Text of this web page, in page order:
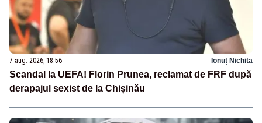
7 aug. 2026, 18:56 Ionuț Nichita
Scandal la UEFA! Florin Prunea, reclamat de FRF după
derapajul sexist de la Chișinău